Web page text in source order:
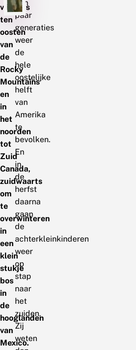
vlinders
ten
oosten
van
de
Rocky
Mountains
en
in
het
noorden
tot
Zuid
Canada,
zuidwaarts
om
te
overwinteren
in
een
klein
stukje
bos
in
de
hooglanden
van
Mexico.
een
paar
generaties
weer
de
hele
oostelijke
helft
van
Amerika
te
bevolken.
En
in
de
herfst
daarna
gaan
de
achterkleinkinderen
weer
op
stap
naar
het
zuiden.
Zij
weten